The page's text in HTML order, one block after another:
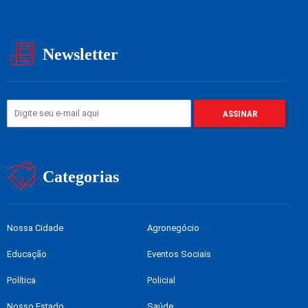
Newsletter
Categorias
Nossa Cidade Agronegócio
Educação Eventos Sociais
Política Policial